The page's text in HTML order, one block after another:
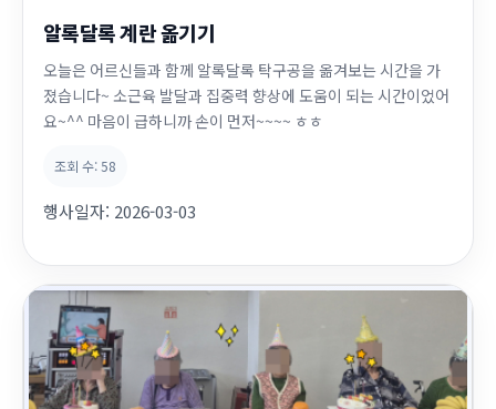
알록달록 계란 옮기기
오늘은 어르신들과 함께 알록달록 탁구공을 옮겨보는 시간을 가
졌습니다~ 소근육 발달과 집중력 향상에 도움이 되는 시간이었어
요~^^ 마음이 급하니까 손이 먼저~~~~ ㅎㅎ
조회 수:58
행사일자: 2026-03-03